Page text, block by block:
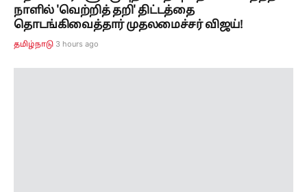
நாளில் 'வெற்றித் தறி' திட்டத்தை
தொடங்கிவைத்தார் முதலமைச்சர் விஜய்!
தமிழ்நாடு 3 hours ago